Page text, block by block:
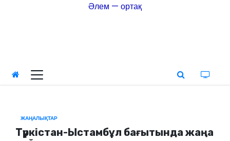
Әлем — ортақ
ЖАҢАЛЫҚТАР
Түркістан-Ыстамбұл бағытында жаңа